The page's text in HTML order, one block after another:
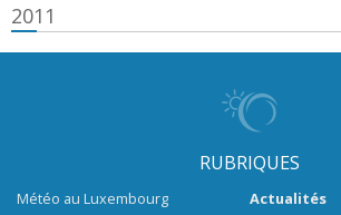
2011
RUBRIQUES
Météo au Luxembourg
Actualités